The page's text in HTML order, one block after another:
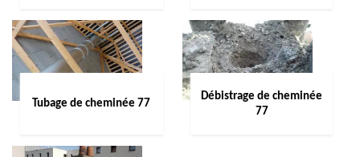
Tubage de cheminée 77
Débistrage de cheminée
77